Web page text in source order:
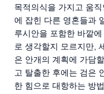
목적의식을 가지고 움
에 잡힌 다른 영혼들과
루시안을 포함한 바깥
로 생각할지 모르지만,
은 안개의 계획에 가담
고 탈출한 후에는 검은
한 힘으로 대항하는 방